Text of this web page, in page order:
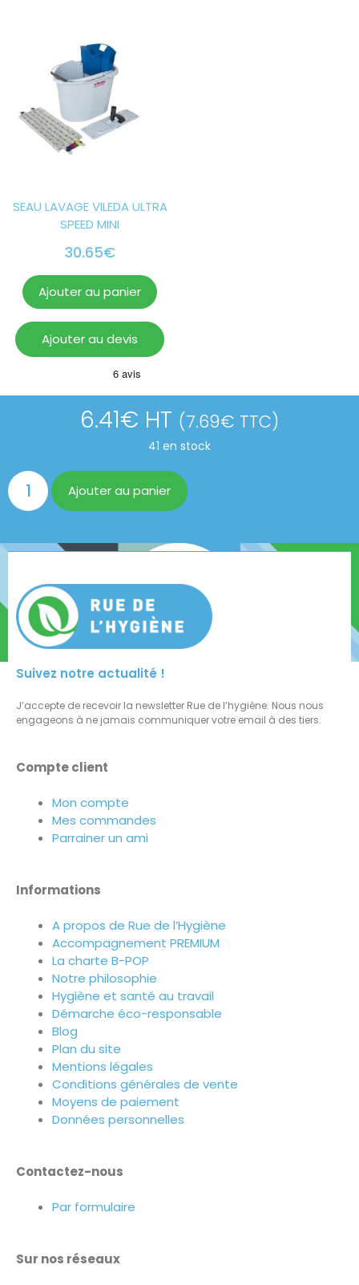
SEAU LAVAGE VILEDA ULTRA
SPEED MINI
30.65€
Ajouter au panier
Ajouter au devis
6.41€ HT (7.69€ TTC)
41 en stock
Ajouter au panier
Suivez notre actualité !
J’accepte de recevoir la newsletter Rue de l’hygiène. Nous nous
engageons à ne jamais communiquer votre email à des tiers.
Compte client
Mon compte
Mes commandes
Parrainer un ami
Informations
A propos de Rue de l’Hygiène
Accompagnement PREMIUM
La charte B-POP
Notre philosophie
Hygiène et santé au travail
Démarche éco-responsable
Blog
Plan du site
Mentions légales
Conditions générales de vente
Moyens de paiement
Données personnelles
Contactez-nous
Par formulaire
Sur nos réseaux